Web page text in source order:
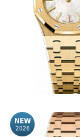
2026